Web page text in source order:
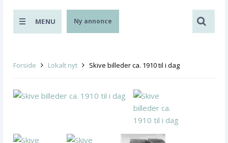
MENU Ny annonce
Forside Lokalt nyt Skive billeder ca. 1910 til i dag